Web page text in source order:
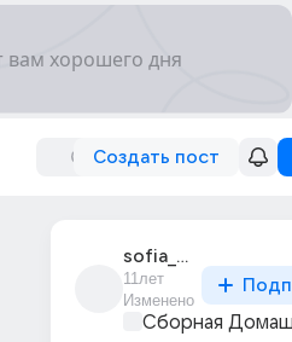
Создать пост
sofia_2694
11лет
Изменено
Сборная